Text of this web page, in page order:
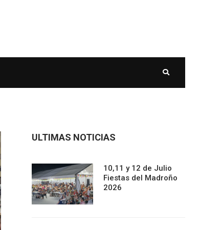
ULTIMAS NOTICIAS
10,11 y 12 de Julio
Fiestas del Madroño
2026